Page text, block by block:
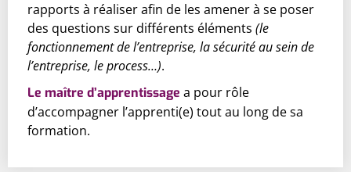
rapports à réaliser afin de les amener à se poser
des questions sur différents éléments (le
fonctionnement de l’entreprise, la sécurité au sein de
l’entreprise, le process…).
Le maître d’apprentissage a pour rôle
d’accompagner l’apprenti(e) tout au long de sa
formation.